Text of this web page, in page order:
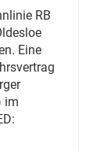
RB
Eine
im